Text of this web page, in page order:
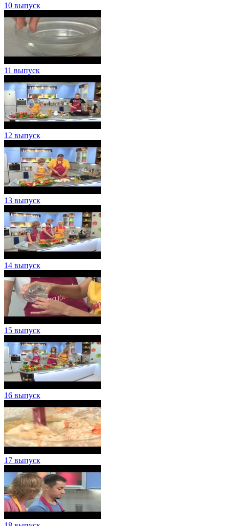
10 выпуск
11 выпуск
12 выпуск
13 выпуск
14 выпуск
15 выпуск
16 выпуск
17 выпуск